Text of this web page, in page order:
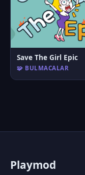
Save The Girl Epic
🧩 BULMACALAR
Playmod